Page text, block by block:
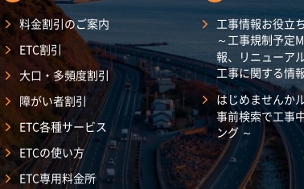
料金割引のご案内
ETC割引
大口・多頻度割引
障がい者割引
ETC各種サービス
ETCの使い方
ETC専用料金所
工事情報お役立
～工事規制予定
報、リニューア
工事に関する情
はじめませんか
事前検索で工事
ング ～